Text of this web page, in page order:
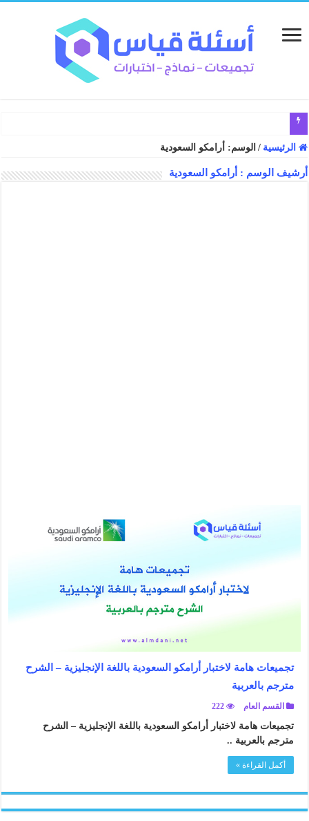
الرئيسية / الوسم: أرامكو السعودية
أرشيف الوسم : أرامكو السعودية
تجميعات هامة لاختبار أرامكو السعودية باللغة الإنجليزية – الشرح
مترجم بالعربية
القسم العام 222
تجميعات هامة لاختبار أرامكو السعودية باللغة الإنجليزية – الشرح
مترجم بالعربية ..
أكمل القراءة »